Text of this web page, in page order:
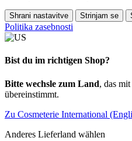
Shrani nastavitve Strinjam se
Politika zasebnosti
Bist du im richtigen Shop?
Bitte wechsle zum Land, das
übereinstimmt.
Zu Cosmeterie International
Anderes Lieferland wählen